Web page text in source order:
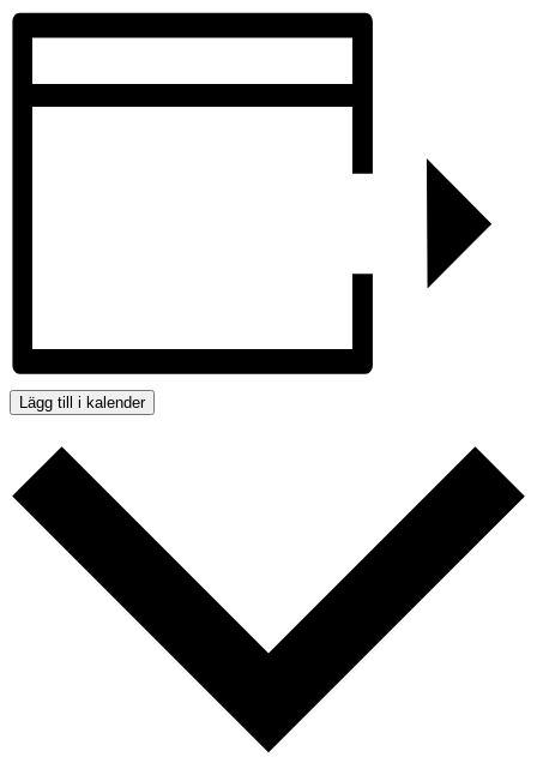
Lägg till i kalender